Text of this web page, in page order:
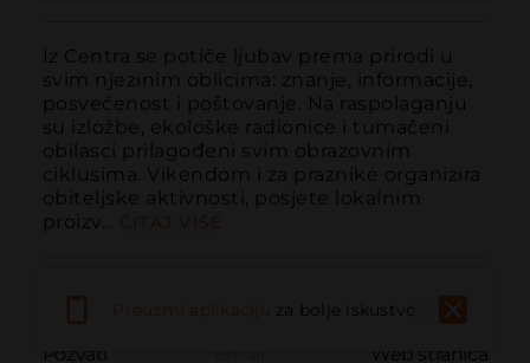
Iz Centra se potiče ljubav prema prirodi u
svim njezinim oblicima: znanje, informacije,
posvećenost i poštovanje. Na raspolaganju
su izložbe, ekološke radionice i tumačeni
obilasci prilagođeni svim obrazovnim
ciklusima. Vikendom i za praznike organizira
obiteljske aktivnosti, posjete lokalnim
proizv...
Pozvati Web stranica
za bolje iskustvo